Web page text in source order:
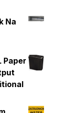
Na
Paper